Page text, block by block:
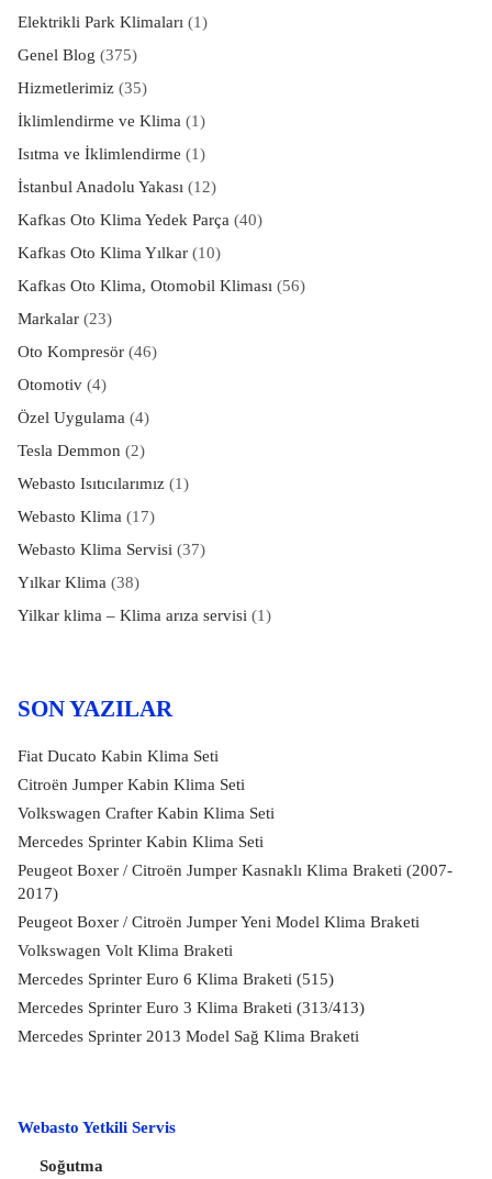
Elektrikli Park Klimaları(1)
Genel Blog (375)
Hizmetlerimiz(35)
İklimlendirme ve Klima(1)
Isıtma ve İklimlendirme (1)
İstanbul Anadolu Yakası(12)
Kafkas Oto Klima Yedek Parça(40)
Kafkas Oto Klima Yılkar(10)
Kafkas Oto Klima, Otomobil Kliması(56)
Markalar(23)
Oto Kompresör(46)
Otomotiv(4)
Özel Uygulama(4)
Tesla Demmon (2)
Webasto Isıtıcılarımız(1)
Webasto Klima(17)
Webasto Klima Servisi(37)
Yılkar Klima(38)
Yilkar klima – Klima arıza servisi(1)
SON YAZILAR
Fiat Ducato Kabin Klima Seti
Citroën Jumper Kabin Klima Seti
Volkswagen Crafter Kabin Klima Seti
Mercedes Sprinter Kabin Klima Seti
Peugeot Boxer / Citroën Jumper Kasnaklı Klima Braketi (2007-
2017)
Peugeot Boxer / Citroën Jumper Yeni Model Klima Braketi
Volkswagen Volt Klima Braketi
Mercedes Sprinter Euro 6 Klima Braketi (515)
Mercedes Sprinter Euro 3 Klima Braketi (313/413)
Mercedes Sprinter 2013 Model Sağ Klima Braketi
Webasto Yetkili Servis
Soğutma